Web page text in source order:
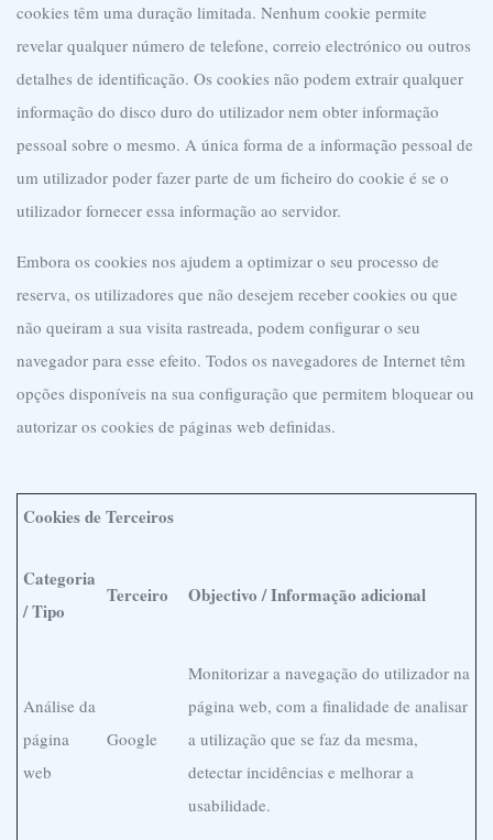
cookies têm uma duração limitada. Nenhum cookie permite
revelar qualquer número de telefone, correio electrónico ou outros
detalhes de identificação. Os cookies não podem extrair qualquer
informação do disco duro do utilizador nem obter informação
pessoal sobre o mesmo. A única forma de a informação pessoal de
um utilizador poder fazer parte de um ficheiro do cookie é se o
utilizador fornecer essa informação ao servidor.
Embora os cookies nos ajudem a optimizar o seu processo de
reserva, os utilizadores que não desejem receber cookies ou que
não queiram a sua visita rastreada, podem configurar o seu
navegador para esse efeito. Todos os navegadores de Internet têm
opções disponíveis na sua configuração que permitem bloquear ou
autorizar os cookies de páginas web definidas.
Cookies de Terceiros
Categoria
/ Tipo
Terceiro Objectivo / Informação adicional
Análise da
página
web
Google
Monitorizar a navegação do utilizador na
página web, com a finalidade de analisar
a utilização que se faz da mesma,
detectar incidências e melhorar a
usabilidade.